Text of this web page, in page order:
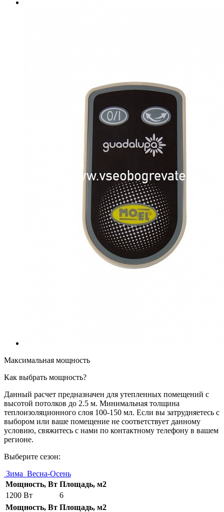
Максимальная мощность
Как выбрать мощность?
Данный расчет предназначен для утепленных помещений с
высотой потолков до 2.5 м. Минимальная толщина
теплоизоляционного слоя 100-150 мл. Если вы затрудняетесь с
выбором или ваше помещение не соответствует данному
условию, свяжитесь с нами по контактному телефону в вашем
регионе.
Выберите сезон:
Зима Весна-Осень
Мощность, Вт Площадь, м2
1200 Вт
6
Мощность, Вт Площадь, м2